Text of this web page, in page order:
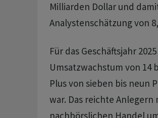
Milliarden Dollar und
Analystenschätzung von
Für das Geschäftsjahr
Umsatzwachstum von 14
Plus von sieben bis neun
war. Das reichte